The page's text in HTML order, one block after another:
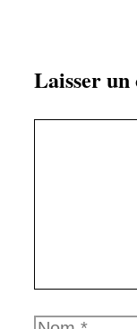
Laisser